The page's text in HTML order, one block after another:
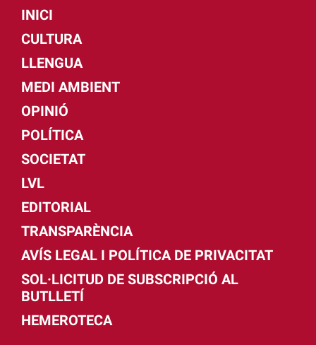
INICI
CULTURA
LLENGUA
MEDI AMBIENT
OPINIÓ
POLÍTICA
SOCIETAT
LVL
EDITORIAL
TRANSPARÈNCIA
AVÍS LEGAL I POLÍTICA DE PRIVACITAT
SOL·LICITUD DE SUBSCRIPCIÓ AL
BUTLLETÍ
HEMEROTECA